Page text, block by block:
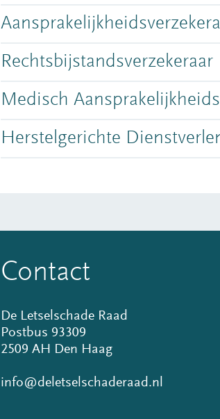
Rechtsbijstandsverzekeraar
Medisch
Herstelgerichte
Contact
De Letselschade Raad
Postbus 93309
2509 AH Den Haag
info@deletselschaderaad.nl